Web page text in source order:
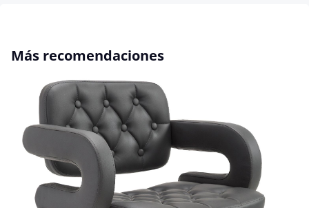
Omitir la galería de productos
Más recomendaciones